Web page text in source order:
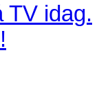
TV idag.